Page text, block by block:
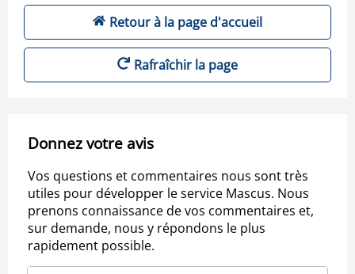
Retour à la page d'accueil
Rafraîchir la page
Donnez votre avis
Vos questions et commentaires nous sont très
utiles pour développer le service Mascus. Nous
prenons connaissance de vos commentaires et,
sur demande, nous y répondons le plus
rapidement possible.